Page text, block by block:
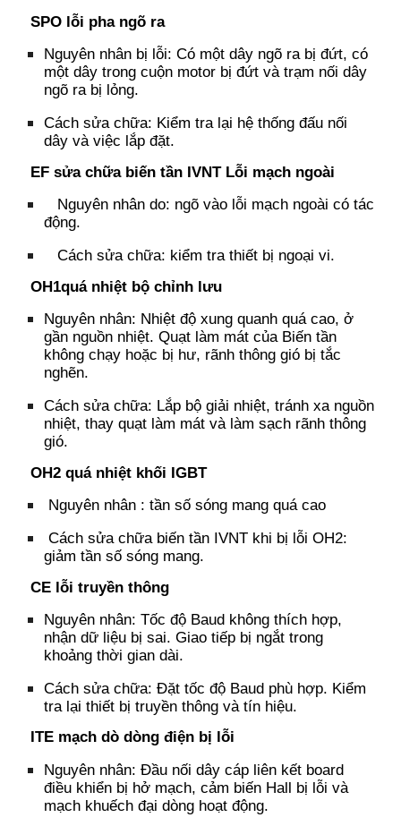
SPO lỗi pha ngõ ra
Nguyên nhân bị lỗi: Có một dây ngõ ra bị đứt, có
một dây trong cuộn motor bị đứt và trạm nối dây
ngõ ra bị lỏng.
Cách sửa chữa: Kiểm tra lại hệ thống đấu nối
dây và việc lắp đặt.
EF sửa chữa biến tần IVNT Lỗi mạch ngoài
Nguyên nhân do: ngõ vào lỗi mạch ngoài có tác
động.
Cách sửa chữa: kiểm tra thiết bị ngoại vi.
OH1quá nhiệt bộ chỉnh lưu
Nguyên nhân: Nhiệt độ xung quanh quá cao, ở
gần nguồn nhiệt. Quạt làm mát của Biến tần
không chạy hoặc bị hư, rãnh thông gió bị tắc
nghẽn.
Cách sửa chữa: Lắp bộ giải nhiệt, tránh xa nguồn
nhiệt, thay quạt làm mát và làm sạch rãnh thông
gió.
OH2 quá nhiệt khối IGBT
Nguyên nhân : tần số sóng mang quá cao
Cách sửa chữa biến tần IVNT khi bị lỗi OH2:
giảm tần số sóng mang.
CE lỗi truyền thông
Nguyên nhân:Tốc độ Baud không thích hợp,
nhận dữ liệu bị sai. Giao tiếp bị ngắt trong
khoảng thời gian dài.
Cách sửa chữa: Đặt tốc độ Baud phù hợp. Kiểm
tra lại thiết bị truyền thông và tín hiệu.
ITE mạch dò dòng điện bị lỗi
Nguyên nhân: Đầu nối dây cáp liên kết board
điều khiển bị hở mạch, cảm biến Hall bị lỗi và
mạch khuếch đại dòng hoạt động.